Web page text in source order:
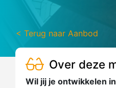
< Terug naar Aanbod
Over deze
Wil jij je ontwikkelen